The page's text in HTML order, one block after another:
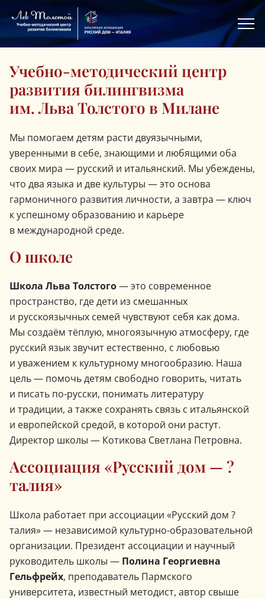
Главная
Учебно-методический центр
развития билингвизма
им. Льва Толстого в Милане
Мы помогаем детям расти двуязычными,
уверенными в себе, знающими и любящими оба
своих мира — русский и итальянский. Мы убеждены,
что два языка и две культуры — это основа
гармоничного развития личности, а завтра — ключ
к успешному образованию и карьере
в международной среде.
О школе
Школа Льва Толстого— это современное
пространство, где дети из смешанных
и русскоязычных семей чувствуют себя как дома.
Мы создаём тёплую, многоязычную атмосферу, где
русский язык звучит естественно, с любовью
и уважением к культурному многообразию. Наша
цель — помочь детям свободно говорить, читать
и писать по-русски, понимать литературу
и традиции, а также сохранять связь с итальянской
и европейской средой, в которой они растут.
Директор школы — Котикова Светлана Петровна.
Ассоциация «Русский дом — ?
талия»
Школа работает при ассоциации «Русский дом ?
талия» — независимой культурно-образовательной
организации. Президент ассоциации и научный
руководитель школы — Полина Георгиевна
Гельфрейх, преподаватель Пармского
университета, известный методист, автор свыше